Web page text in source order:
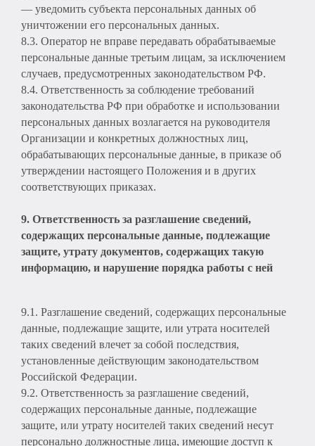
— уведомить субъекта персональных данных об
уничтожении его персональных данных.
8.3. Оператор не вправе передавать обрабатываемые
персональные данные третьим лицам, за исключением
случаев, предусмотренных законодательством РФ.
8.4. Ответственность за соблюдение требований
законодательства РФ при обработке и использовании
персональных данных возлагается на руководителя
Организации и конкретных должностных лиц,
обрабатывающих персональные данные, в приказе об
утверждении настоящего Положения и в других
соответствующих приказах.
9. Ответственность за разглашение сведений,
содержащих персональные данные, подлежащие
защите, утрату документов, содержащих такую
информацию, и нарушение порядка работы с ней
9.1. Разглашение сведений, содержащих персональные
данные, подлежащие защите, или утрата носителей
таких сведений влечет за собой последствия,
установленные действующим законодательством
Российской Федерации.
9.2. Ответственность за разглашение сведений,
содержащих персональные данные, подлежащие
защите, или утрату носителей таких сведений несут
персонально должностные лица, имеющие доступ к